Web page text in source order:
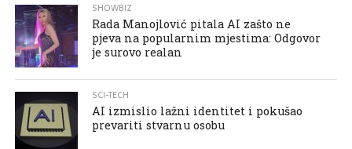
SHOWBIZ
Rada Manojlović pitala AI zašto ne
pjeva na popularnim mjestima: Odgovor
je surovo realan
SCI-TECH
AI izmislio lažni identitet i pokušao
prevariti stvarnu osobu